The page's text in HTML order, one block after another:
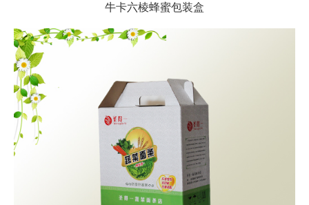
牛卡六棱蜂蜜包装盒